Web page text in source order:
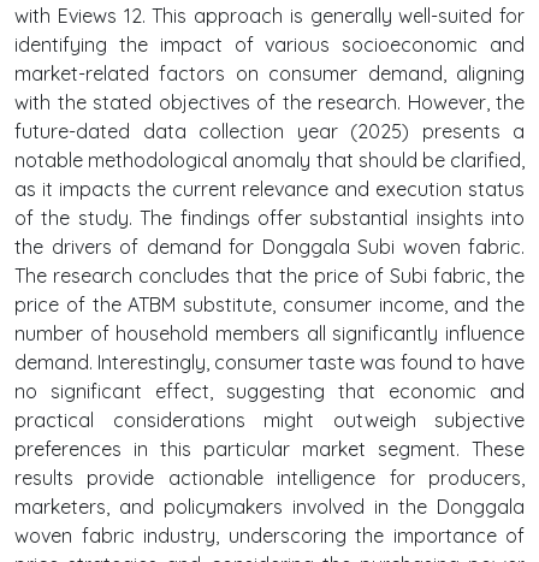
with Eviews 12. This approach is generally well-suited for
identifying the impact of various socioeconomic and
market-related factors on consumer demand, aligning
with the stated objectives of the research. However, the
future-dated data collection year (2025) presents a
notable methodological anomaly that should be clarified,
as it impacts the current relevance and execution status
of the study. The findings offer substantial insights into
the drivers of demand for Donggala Subi woven fabric.
The research concludes that the price of Subi fabric, the
price of the ATBM substitute, consumer income, and the
number of household members all significantly influence
demand. Interestingly, consumer taste was found to have
no significant effect, suggesting that economic and
practical considerations might outweigh subjective
preferences in this particular market segment. These
results provide actionable intelligence for producers,
marketers, and policymakers involved in the Donggala
woven fabric industry, underscoring the importance of